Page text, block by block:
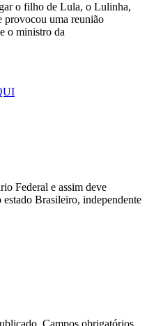
o filho de Lula, o Lulinha,
provocou uma reunião
o ministro da
Federal e assim deve
Brasileiro, independente
Campos obrigatórios